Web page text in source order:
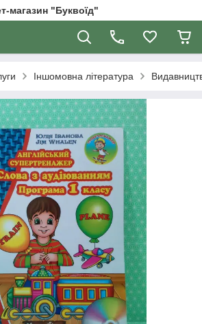
магазин "Буквоїд"
Іншомовна література